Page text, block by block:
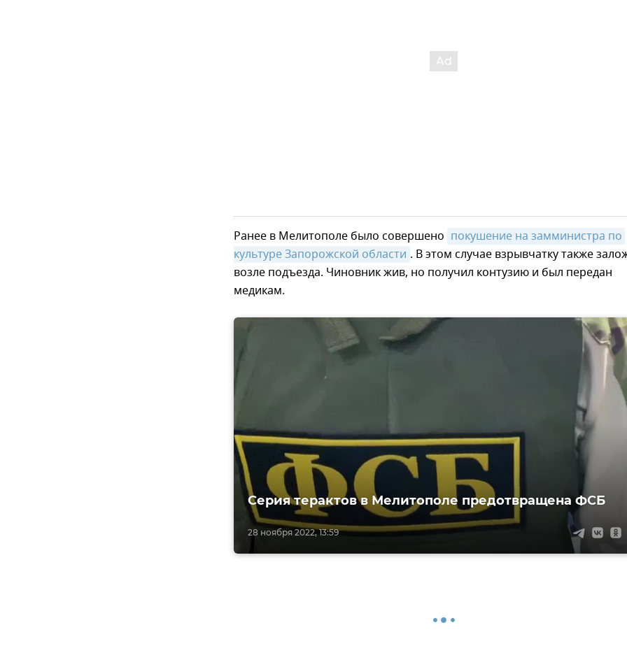
Ранее в Мелитополе было совершено покушение на замминистра по
культуре Запорожской области . В этом случае взрывчатку также
возле подъезда. Чиновник жив, но получил контузию и был передан
медикам.
28 ноября 2022, 13:59
Серия терактов в Мелитополе предотвращена ФСБ